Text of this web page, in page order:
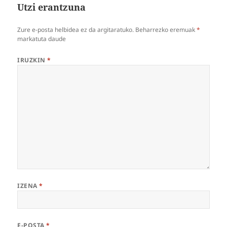
Utzi erantzuna
Zure e-posta helbidea ez da argitaratuko. Beharrezko eremuak*
markatuta daude
IRUZKIN*
IZENA*
E-POSTA*